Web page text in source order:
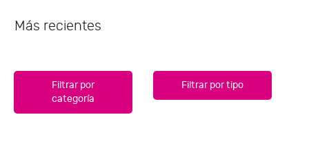
Más recientes
Filtrar por
categoría
Filtrar por tipo